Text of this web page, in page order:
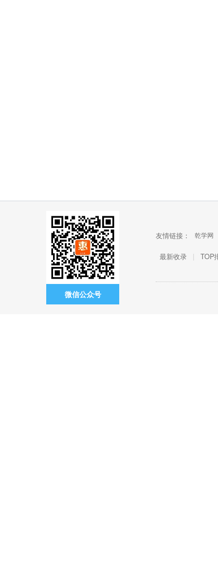
微信公众号
友情链接： 乾学网
最新收录 | TOP